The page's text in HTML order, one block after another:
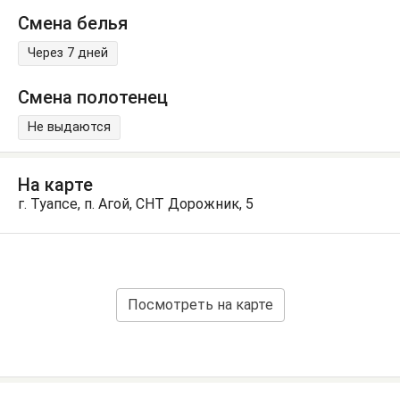
Смена белья
Через 7 дней
Смена полотенец
Не выдаются
На карте
г. Туапсе, п. Агой, СНТ Дорожник, 5
Посмотреть на карте